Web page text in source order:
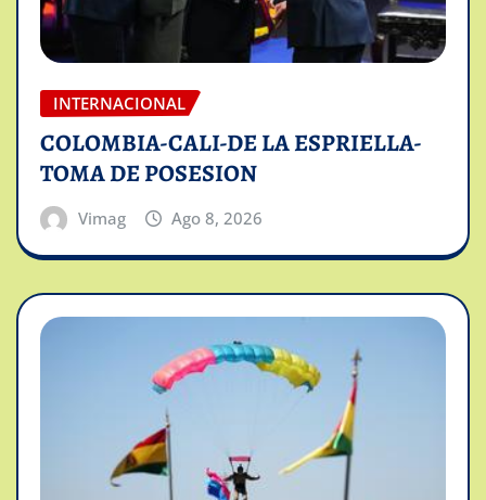
INTERNACIONAL
COLOMBIA-CALI-DE LA ESPRIELLA-
TOMA DE POSESION
Vimag Ago 8, 2026